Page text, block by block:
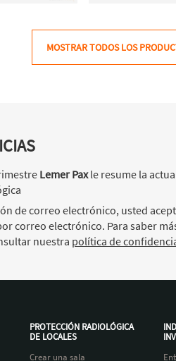
MOSTRAR TODOS LOS
Lemer Paxle resume la
de correo electrónico, usted
correo electrónico. Para saber
nuestra política de
PROTECCIÓN RADIOLÓGICA
DE LOCALES
Crear una sala